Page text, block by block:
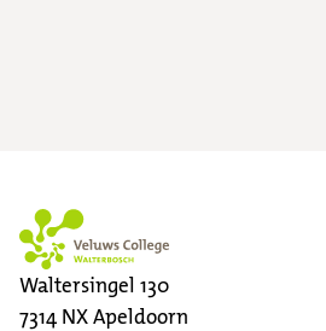
Waltersingel 130
7314 NXApeldoorn